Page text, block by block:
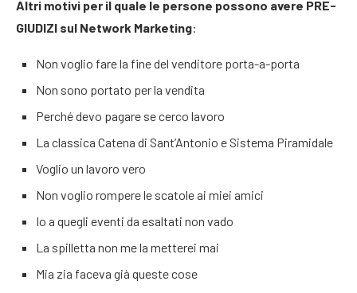
Altri motivi per il quale le persone possono avere PRE-
GIUDIZI sul Network Marketing:
Non voglio fare la fine del venditore porta-a-porta
Non sono portato per la vendita
Perché devo pagare se cerco lavoro
La classica Catena di Sant’Antonio e Sistema Piramidale
Voglio un lavoro vero
Non voglio rompere le scatole ai miei amici
Io a quegli eventi da esaltati non vado
La spilletta non me la metterei mai
Mia zia faceva già queste cose